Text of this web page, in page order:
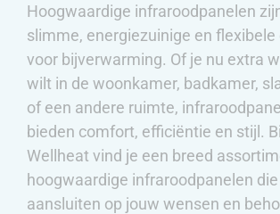
Hoogwaardige infraroodpanelen
slimme, energiezuinige en flexibele
voor bijverwarming. Of je nu extra
wilt in de woonkamer, badkamer,
of een andere ruimte,
bieden comfort, efficiëntie en stijl.
Wellheat vind je een breed
hoogwaardige infraroodpanelen
aansluiten op jouw wensen en